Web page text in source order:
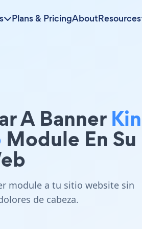
Plans & PricingAboutResources
A Banner
Module En Su
module a tu sitio website sin
de cabeza.